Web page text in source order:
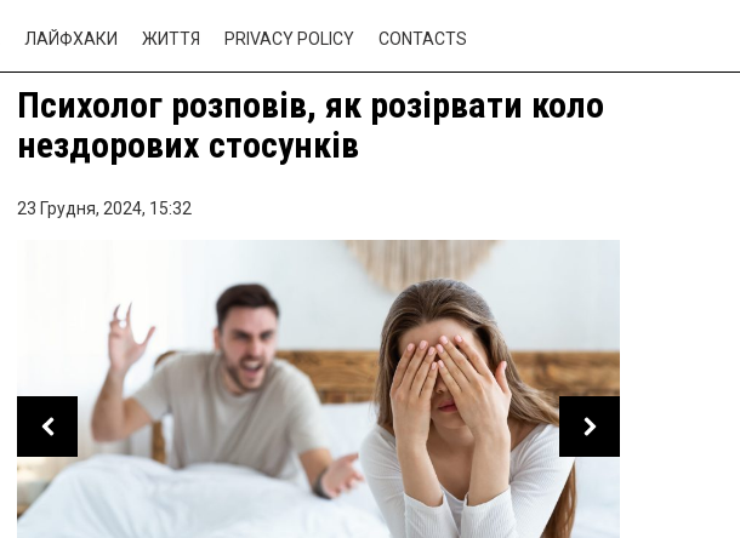
ЛАЙФХАКИ ЖИТТЯ PRIVACY POLICY CONTACTS
Психолог розповів, як розірвати коло
нездорових стосунків
23 Грудня, 2024, 15:32